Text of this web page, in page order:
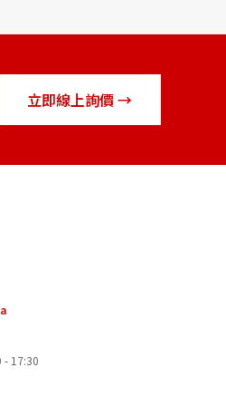
立即線上詢價 →
- 17:30